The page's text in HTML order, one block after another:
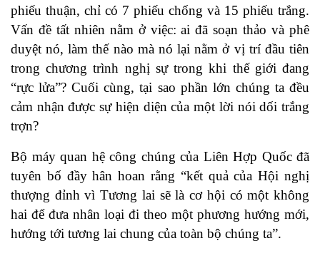
phiếu thuận, chỉ có 7 phiếu chống và 15 phiếu trắng.
Vấn đề tất nhiên nằm ở việc: ai đã soạn thảo và phê
duyệt nó, làm thế nào mà nó lại nằm ở vị trí đầu tiên
trong chương trình nghị sự trong khi thế giới đang
“rực lửa”? Cuối cùng, tại sao phần lớn chúng ta đều
cảm nhận được sự hiện diện của một lời nói dối trắng
trợn?
Bộ máy quan hệ công chúng của Liên Hợp Quốc đã
tuyên bố đầy hân hoan rằng “kết quả của Hội nghị
thượng đỉnh vì Tương lai sẽ là cơ hội có một không
hai để đưa nhân loại đi theo một phương hướng mới,
hướng tới tương lai chung của toàn bộ chúng ta”.